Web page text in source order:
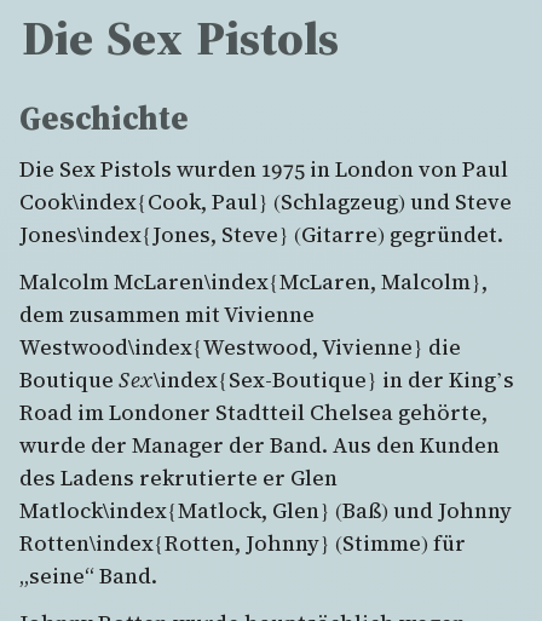
Die Sex Pistols
Geschichte
Die Sex Pistols wurden 1975 in London von Paul
Cook\index{Cook, Paul} (Schlagzeug) und Steve
Jones\index{Jones, Steve} (Gitarre) gegründet.
Malcolm McLaren\index{McLaren, Malcolm},
dem zusammen mit Vivienne
Westwood\index{Westwood, Vivienne} die
BoutiqueSex\index{Sex-Boutique} in der King’s
Road im Londoner Stadtteil Chelsea gehörte,
wurde der Manager der Band. Aus den Kunden
des Ladens rekrutierte er Glen
Matlock\index{Matlock, Glen} (Baß) und Johnny
Rotten\index{Rotten, Johnny} (Stimme) für
„seine“ Band.